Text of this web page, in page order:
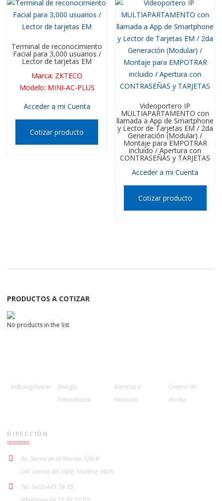
Terminal de reconocimiento
Facial para 3,000 usuarios /
Lector de tarjetas EM
Marca: ZKTECO
Modelo: MINI-AC-PLUS
Acceder a mi Cuenta
Cotizar producto
Videoportero IP
MULTIAPARTAMENTO con
llamada a App de Smartphone
y Lector de Tarjetas EM / 2da
Generación (Modular) /
Montaje para EMPOTRAR
incluido / Apertura con
CONTRASEÑAS y TARJETAS
Acceder a mi Cuenta
Cotizar producto
PRODUCTOS A COTIZAR
No products in the list
Videovigilancia
Energía
Fotovoltaica
Alarmas e
Intrusión
Control de
Acceso
DIRECCIÓN
Av. Siervo de la Nación 328-B
Col. Lomas del Valle, Morelia, Mich.
Tel. (443) 445 39 98